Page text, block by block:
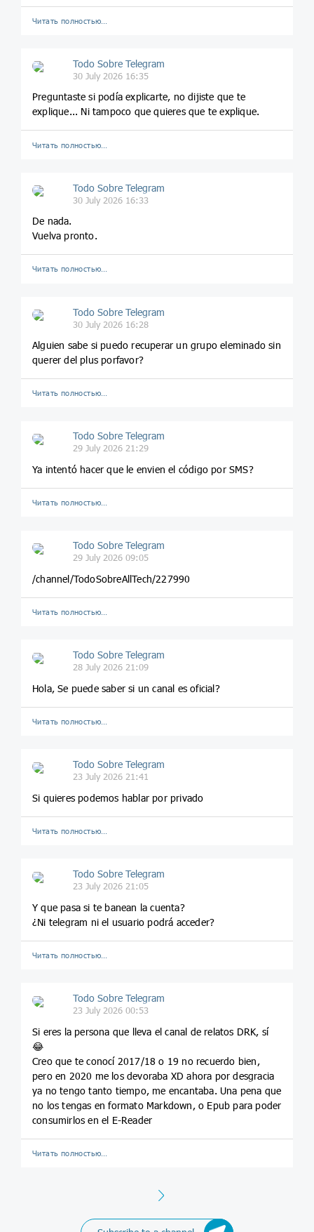
Читать полностью…
Todo Sobre Telegram
30 July 2026 16:35
Preguntaste si podía explicarte, no dijiste que te
explique... Ni tampoco que quieres que te explique.
Читать полностью…
Todo Sobre Telegram
30 July 2026 16:33
De nada.
Vuelva pronto.
Читать полностью…
Todo Sobre Telegram
30 July 2026 16:28
Alguien sabe si puedo recuperar un grupo eleminado sin
querer del plus porfavor?
Читать полностью…
Todo Sobre Telegram
29 July 2026 21:29
Ya intentó hacer que le envien el código por SMS?
Читать полностью…
Todo Sobre Telegram
29 July 2026 09:05
/channel/TodoSobreAllTech/227990
Читать полностью…
Todo Sobre Telegram
28 July 2026 21:09
Hola, Se puede saber si un canal es oficial?
Читать полностью…
Todo Sobre Telegram
23 July 2026 21:41
Si quieres podemos hablar por privado
Читать полностью…
Todo Sobre Telegram
23 July 2026 21:05
Y que pasa si te banean la cuenta?
¿Ni telegram ni el usuario podrá acceder?
Читать полностью…
Todo Sobre Telegram
23 July 2026 00:53
Si eres la persona que lleva el canal de relatos DRK, sí
😂
Creo que te conocí 2017/18 o 19 no recuerdo bien,
pero en 2020 me los devoraba XD ahora por desgracia
ya no tengo tanto tiempo, me encantaba. Una pena que
no los tengas en formato Markdown, o Epub para poder
consumirlos en el E-Reader
Читать полностью…
Next